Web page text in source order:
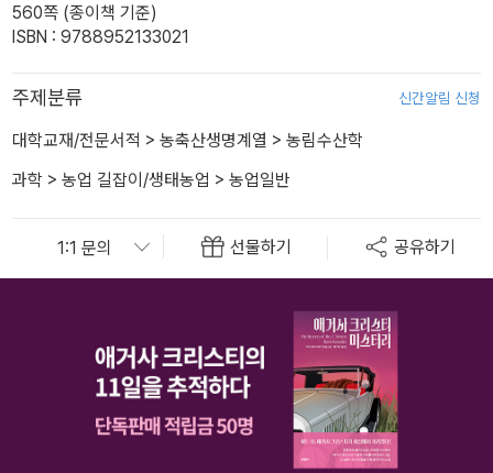
560쪽 (종이책 기준)
ISBN : 9788952133021
주제분류 신간알림 신청
대학교재/전문서적 > 농축산생명계열 > 농림수산학
과학 > 농업 길잡이/생태농업 > 농업일반
선물하기 공유하기